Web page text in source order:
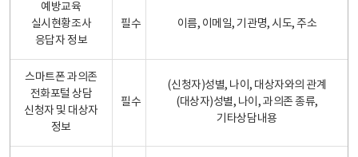
예방교육
실시현황조사
응답자 정보
필수 이름, 이메일, 기관명, 시도, 주소
스마트폰 과의존
전화포털 상담
신청자 및 대상자
정보
필수
(신청자)성별, 나이, 대상자와의 관계
(대상자)성별, 나이, 과의존 종류,
기타상담내용